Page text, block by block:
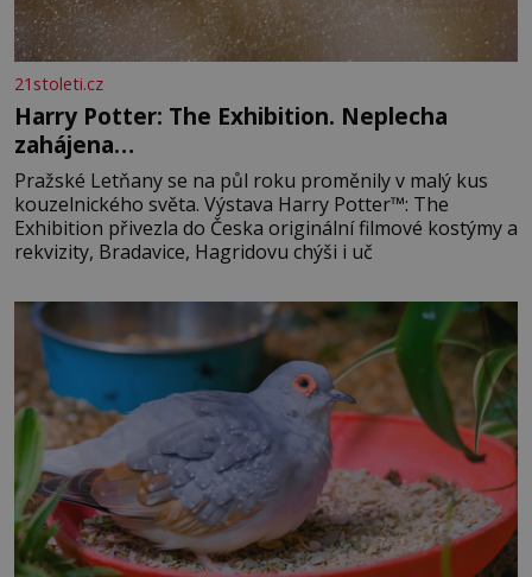
21stoleti.cz
Harry Potter: The Exhibition. Neplecha
zahájena…
Pražské Letňany se na půl roku proměnily v malý kus
kouzelnického světa. Výstava Harry Potter™: The
Exhibition přivezla do Česka originální filmové kostýmy a
rekvizity, Bradavice, Hagridovu chýši i uč